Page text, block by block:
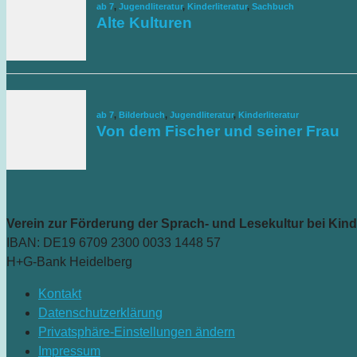
Verein zur Förderung der Sprach- und Lesekultur bei
IBAN: DE19 6709 2300 0033 1448 57
H+G-Bank Heidelberg
Kontakt
Datenschutzerklärung
Privatsphäre-Einstellungen ändern
Impressum